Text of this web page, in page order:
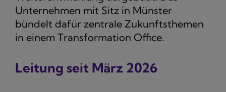
Unternehmen mit Sitz in Münster
bündelt dafür zentrale Zukunftsthemen
in einem Transformation Office.
Leitung seit März 2026